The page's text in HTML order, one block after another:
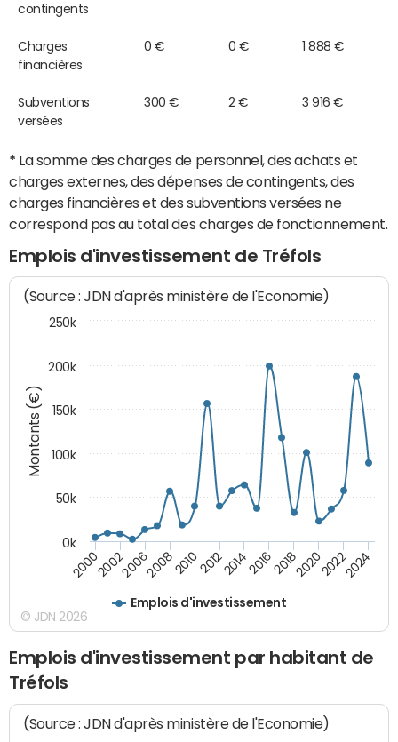
contingents
Charges
financières
0 € 0 € 1 888 €
Subventions
versées
300 € 2 € 3 916 €
* La somme des charges de personnel, des achats et
charges externes, des dépenses de contingents, des
charges financières et des subventions versées ne
correspond pas au total des charges de fonctionnement.
Emplois d'investissement de Tréfols
Montants (€)
(Source : JDN d'après ministère de l'Economie)
Emplois d'investissement
200020022006200820102012201420162018202020222024
0k
50k
100k
150k
200k
250k
© JDN 2026
Emplois d'investissement par habitant de
Tréfols
(Source : JDN d'après ministère de l'Economie)